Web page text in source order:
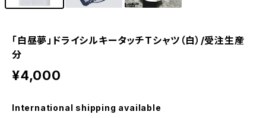
「白昼夢」ドライシルキータッチTシャツ（白）/受注生産
分
¥4,000
International shipping available